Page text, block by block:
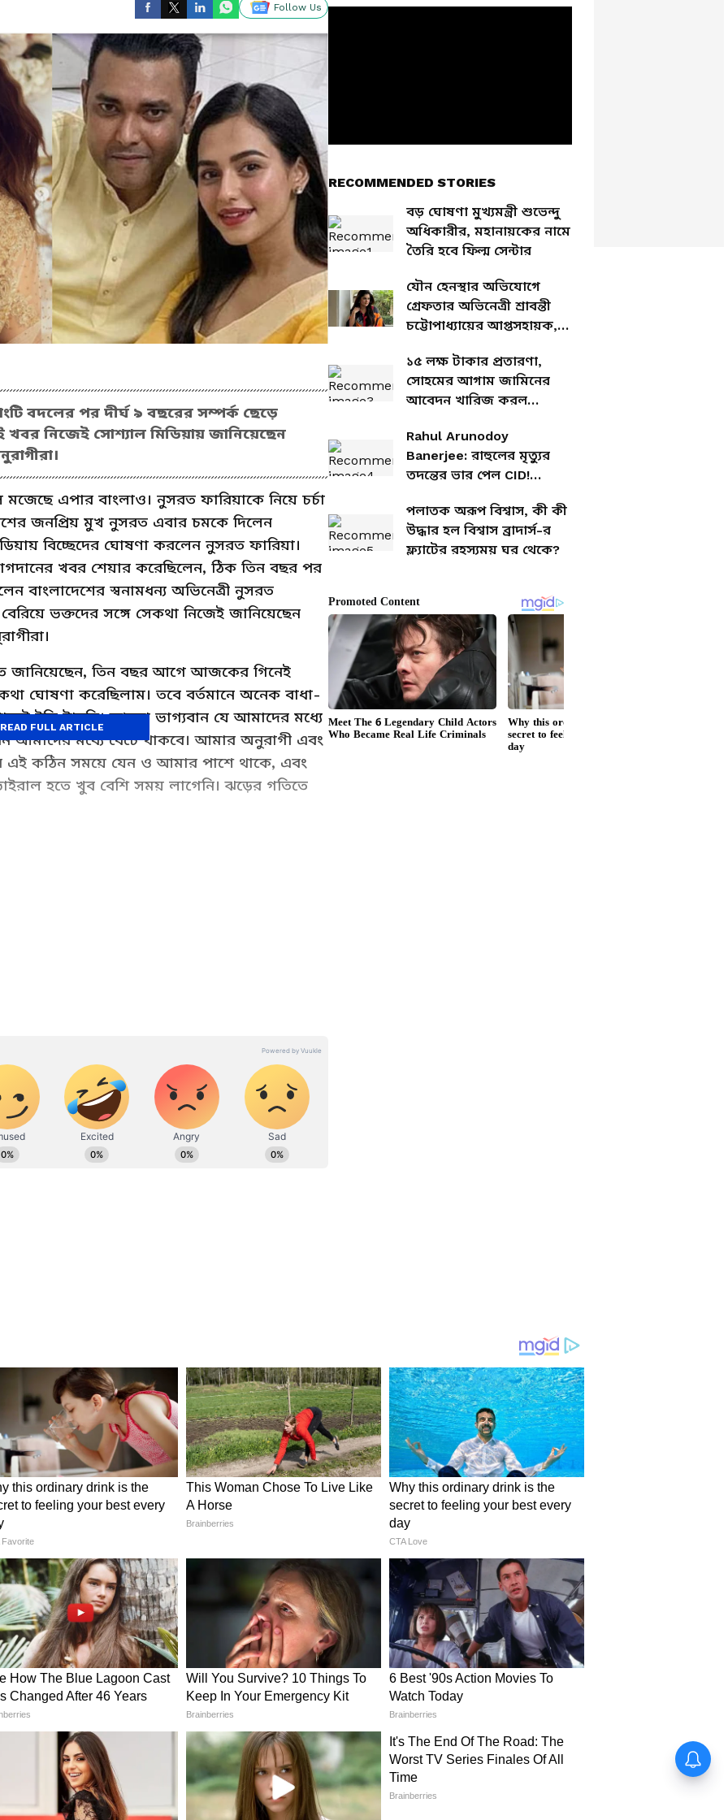
Follow Us
বদলের পর দীর্ঘ ৯ বছরের সম্পর্ক ছেড়ে
নিজেই সোশ্যাল মিডিয়ায় জানিয়েছেন
মজেছে এপার বাংলাও। নুসরত ফারিয়াকে নিয়ে চর্চা
জনপ্রিয় মুখ নুসরত এবার চমকে দিলেন
বিচ্ছেদের ঘোষণা করলেন নুসরত ফারিয়া।
খবর শেয়ার করেছিলেন, ঠিক তিন বছর পর
বাংলাদেশের স্বনামধন্য অভিনেত্রী নুসরত
ভক্তদের সঙ্গে সেকথা নিজেই জানিয়েছেন
জানিয়েছেন, তিন বছর আগে আজকের গিনেই
ঘোষণা করেছিলাম। তবে বর্তমানে অনেক বাধা-
ইতি টানছি। আমরা ভাগ্যবান যে আমাদের মধ্যে
আমাদের মধ্যে বেঁচে থাকবে। আমার অনুরাগী এবং
কঠিন সময়ে যেন ও আমার পাশে থাকে, এবং
হতে খুব বেশি সময় লাগেনি। ঝড়ের গতিতে
নুসরত ফারিয়া। প্রেমিক রনি রিয়াদ রশিদের
নুসরত। বাগদানের ছবি শেয়ার করে
মধ্যে সম্পর্ক ছিল। দুই পরিবারের সম্মতিতে
সাংবাদিকদের মুখোমুখি হয়ে নুসরত বলেছিলেন,
মহামারী কাটলেই অনুষ্ঠান করে বিয়ে করব।
তবে তারপর কেটে যায় দু বছরের বেশি সময়।
শুরু করলে ২০২২ সালের শেষের দিকেই নুসরত
তবে রণির সঙ্গে তাদের যোগাযোগ থাকছে এবং
তিনি আগেই জানিয়েছিলেন, যে আমাদের
তবে বিয়েটা আর হচ্ছে না। এবার
মিডিয়ায় বিচ্ছেদের ঘোষণা করলেন নুসরত।
কাজ করেছেন বেশ কয়েকটি সিনেমায়। টলি
দেখা গেছে তাকে। বেশ কয়েকটি সিনেমাতেই তার
কয়েকদিন আগেই অভিনেতা অঙ্কুশের বিপরীতে 'ভয়'
হাতে আরও কয়েকটি ছবির কাজও রয়েছে।খুব
দেখা যাবে নুসরত ফারিয়াকে।
READ FULL ARTICLE
RECOMMENDED STORIES
বড় ঘোষণা মুখ্যমন্ত্রী শুভেন্দু
অধিকারীর, মহানায়কের নামে
তৈরি হবে ফিল্ম সেন্টার
যৌন হেনস্থার অভিযোগে
গ্রেফতার অভিনেত্রী শ্রাবন্তী
চট্টোপাধ্যায়ের আপ্তসহায়ক,
১৫ লক্ষ টাকার প্রতারণা,
সোহমের আগাম জামিনের
আবেদন খারিজ করল
Rahul Arunodoy
Banerjee: রাহুলের মৃত্যুর
তদন্তের ভার পেল CID!
জানতে মরিয়া মুখ্যমন্ত্রী
শুভেন্দু
পলাতক অরূপ বিশ্বাস, কী কী
উদ্ধার হল বিশ্বাস ব্রাদার্স-র
ফ্ল্যাটের রহস্যময় ঘর থেকে?